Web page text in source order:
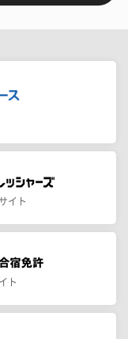
イト
ト